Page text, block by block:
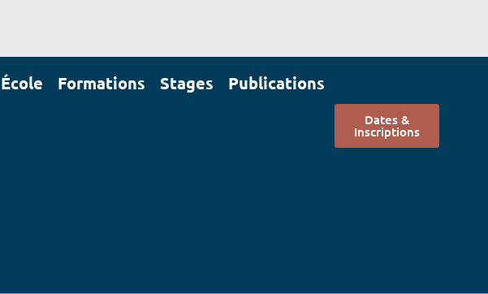
École Formations Stages Publications
Dates &
Inscriptions